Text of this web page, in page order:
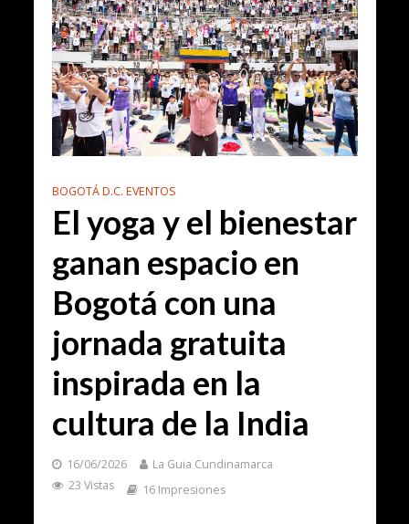
BOGOTÁ D.C. EVENTOS
El yoga y el bienestar
ganan espacio en
Bogotá con una
jornada gratuita
inspirada en la
cultura de la India
16/06/2026
La Guia Cundinamarca
23 Vistas
16 Impresiones